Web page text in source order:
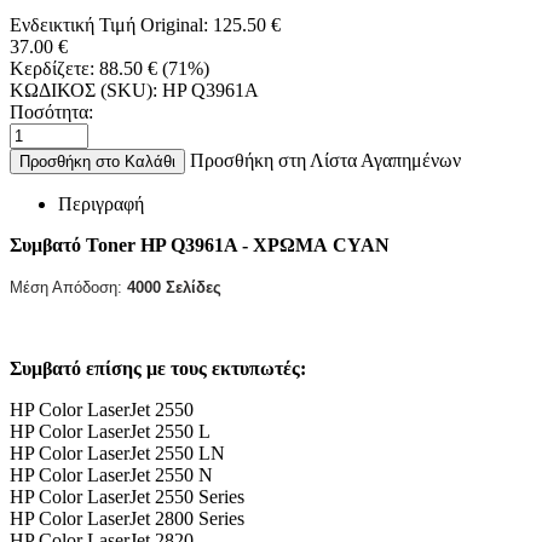
Ενδεικτική Τιμή Original: 125.50 €
37.00 €
Κερδίζετε: 88.50 € (71%)
ΚΩΔΙΚΟΣ (SKU): HP Q3961A
Ποσότητα:
Προσθήκη στο Καλάθι Προσθήκη στη Λίστα Αγαπημένων
Περιγραφή
Συμβατό Toner HP Q3961A - ΧΡΩΜΑ CYAN
Μέση Απόδοση: 4000 Σελίδες
Συμβατό επίσης με τους εκτυπωτές:
HP Color LaserJet 2550
HP Color LaserJet 2550 L
HP Color LaserJet 2550 LN
HP Color LaserJet 2550 N
HP Color LaserJet 2550 Series
HP Color LaserJet 2800 Series